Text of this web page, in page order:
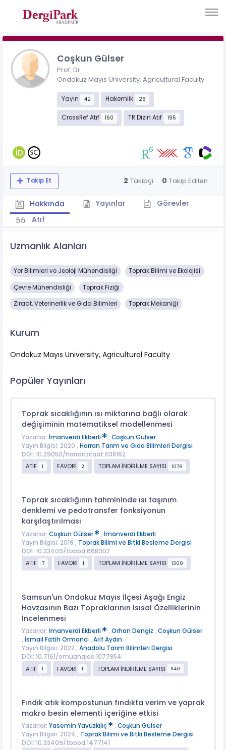
Coşkun Gülser
Prof. Dr.
Ondokuz Mayıs University, Agricultural Faculty
Yayın 42 Hakemlik 26
CrossRef Atıf 160 TR Dizin Atıf 195
Takip Et 2 Takipçi 0 Takip Edilen
Hakkında Yayınlar
Görevler
Atıf
Uzmanlık Alanları
Yer Bilimleri ve Jeoloji Mühendisliği Toprak Bilimi ve Ekolojisi
Çevre Mühendisliği Toprak Fiziği
Ziraat, Veterinerlik ve Gıda Bilimleri Toprak Mekaniği
Kurum
Ondokuz Mayıs University, Agricultural Faculty
Popüler Yayınları
Toprak sıcaklığının ısı miktarına bağlı olarak
değişiminin matematiksel modellenmesi
Yazarlar: İmanverdi Ekberli , Coşkun Gülser
Yayın Bilgisi: 2020 , Harran Tarım ve Gıda Bilimleri Dergisi
DOI: 10.29050/harranziraat.638162
ATIF
1 FAVORİ 2 TOPLAM İNDİRİLME SAYISI 1076
Toprak sıcaklığının tahmininde ısı taşınım
denklemi ve pedotransfer fonksiyonun
karşılaştırılması
Yazarlar: Coşkun Gülser , İmanverdi Ekberli
Yayın Bilgisi: 2019 , Toprak Bilimi ve Bitki Besleme Dergisi
DOI: 10.33409/tbbbd.668902
ATIF
7 FAVORİ 1 TOPLAM İNDİRİLME SAYISI 1300
Samsun'un Ondokuz Mayıs İlçesi Aşağı Engiz
Havzasının Bazı Topraklarının Isısal Özelliklerinin
İncelenmesi
Yazarlar: İmanverdi Ekberli , Orhan Dengiz , Coşkun Gülser
, İsmail Fatih Ormancı , Arif Aydın
Yayın Bilgisi: 2022 , Anadolu Tarım Bilimleri Dergisi
DOI: 10.7161/omuanajas.1077854
ATIF
1 FAVORİ 1 TOPLAM İNDİRİLME SAYISI 1140
Fındık atık kompostunun fındıkta verim ve yaprak
makro besin elementi içeriğine etkisi
Yazarlar: Yasemin Yavuzkılıç , Coşkun Gülser
Yayın Bilgisi: 2024 , Toprak Bilimi ve Bitki Besleme Dergisi
DOI: 10.33409/tbbbd.1477141